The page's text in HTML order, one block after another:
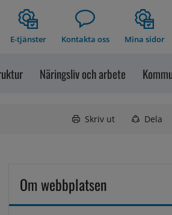
E-tjänster Kontakta oss Mina sidor
Näringsliv och arbete
Skriv ut Dela
Om webbplatsen